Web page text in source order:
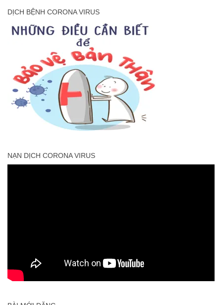
DỊCH BỆNH CORONA VIRUS
NẠN DỊCH CORONA VIRUS